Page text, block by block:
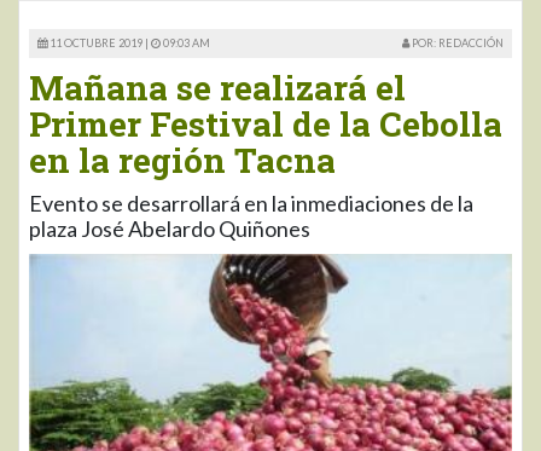
11 OCTUBRE 2019 | 09:03 AM POR: REDACCIÓN
Mañana se realizará el
Primer Festival de la Cebolla
en la región Tacna
Evento se desarrollará en la inmediaciones de la
plaza José Abelardo Quiñones